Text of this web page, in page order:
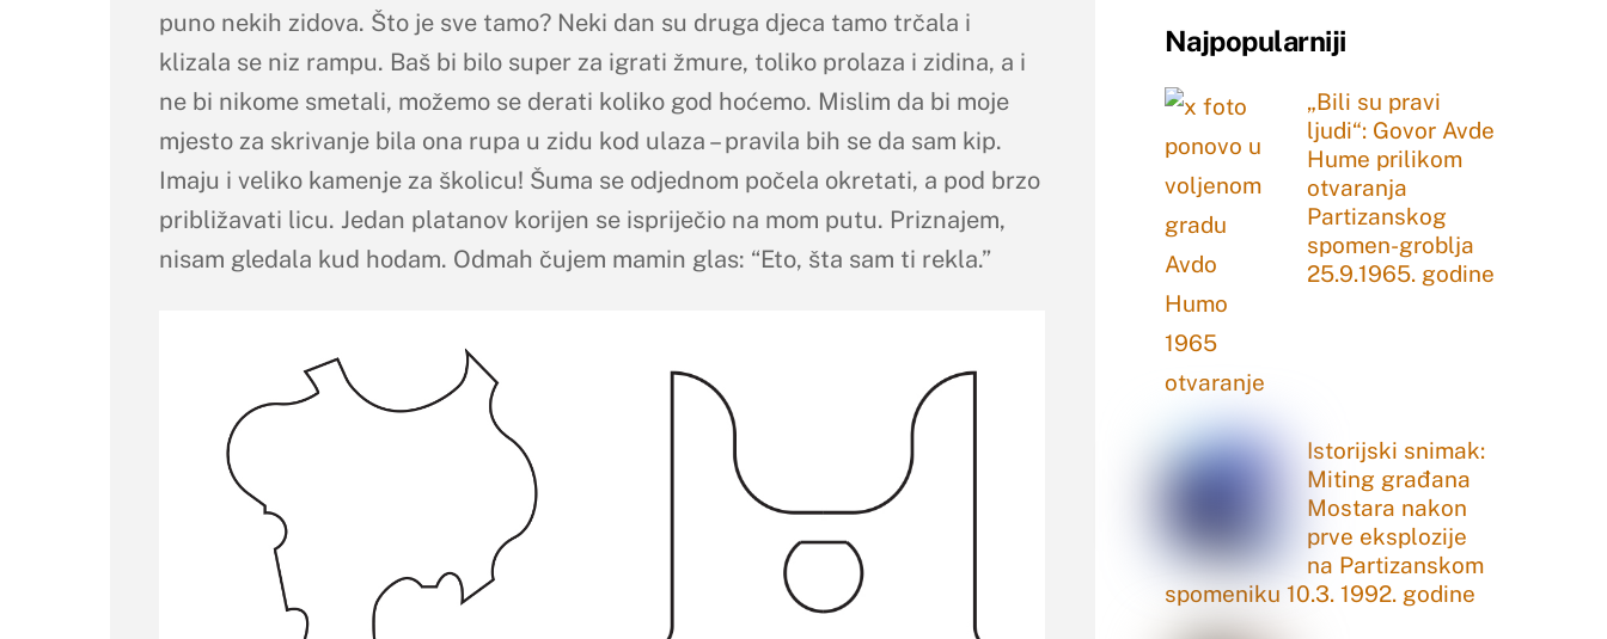
puno nekih zidova. Što je sve tamo? Neki dan su druga djeca tamo trčala i
klizala se niz rampu. Baš bi bilo super za igrati žmure, toliko prolaza i zidina, a i
ne bi nikome smetali, možemo se derati koliko god hoćemo. Mislim da bi moje
mjesto za skrivanje bila ona rupa u zidu kod ulaza – pravila bih se da sam kip.
Imaju i veliko kamenje za školicu! Šuma se odjednom počela okretati, a pod brzo
približavati licu. Jedan platanov korijen se ispriječio na mom putu. Priznajem,
nisam gledala kud hodam. Odmah čujem mamin glas: “Eto, šta sam ti rekla.”
Najpopularniji
„Bili su pravi
ljudi“: Govor Avde
Hume prilikom
otvaranja
Partizanskog
spomen-groblja
25.9.1965. godine
Istorijski snimak:
Miting građana
Mostara nakon
prve eksplozije
na Partizanskom
spomeniku 10.3. 1992. godine